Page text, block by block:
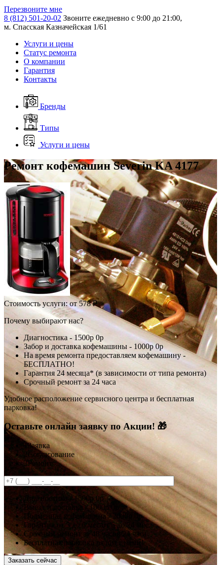
Перезвоните мне
8 (812) 501-20-02 Звоните ежедневно с 9:00 до 21:00,
м. Спасская Казначейская 1/61
Услуги и цены
Статус ремонта
О компании
Гарантия
Контакты
Бренды
Типы
Услуги и цены
Ремонт кофемашин Severin KA 4177
Стоимость услуги:от 578 ₽
Почему выбирают нас?
Диагностика - 1500р 0р
Забор и доставка кофемашины - 1000р0р
На время ремонта предоставляем кофемашину -
БЕСПЛАТНО!
Гарантия 24 месяца* (в зависимости от типа ремонта)
Срочный ремонт за 24 часа
Удобное расположение сервисного центра и бесплатная
парковка!
Оставьте онлайн заявку по Акции! 🎁
1Заявка
Согласование
3Ремонт
Диагностика -1500р0р
Выезд и доставка - 1000р
Подменная кофемашина - 2000р
0р
Гарантия
от 3 до 6 месот 6 до 24 мес.
Срочный ремонт за48 часов
24 часа
Бесплатная парковка рядом с нами!
Заказать сейчас